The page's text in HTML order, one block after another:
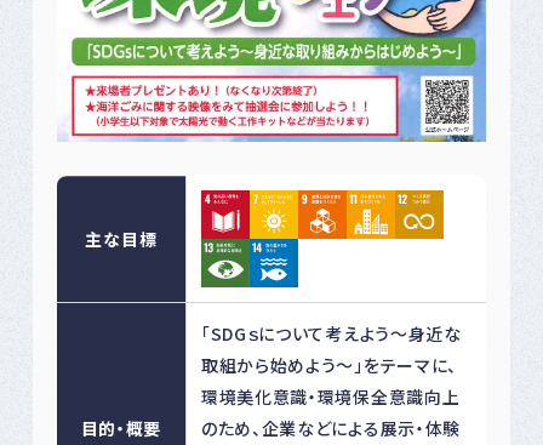
主な目標
目的・概要
「SDGｓについて考えよう〜身近な
取組から始めよう〜」をテーマに、
環境美化意識・環境保全意識向上
のため、企業などによる展示・体験